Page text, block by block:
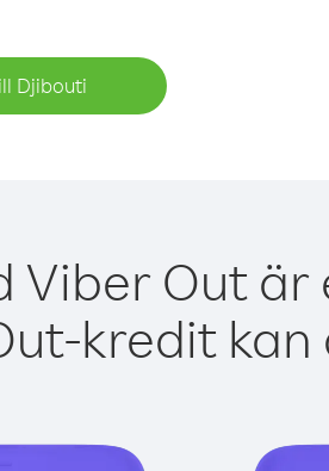
Djibouti
Out är
kredit kan